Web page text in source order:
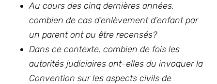
Au cours des cinq dernières années,
combien de cas d’enlèvement d’enfant par
un parent ont pu être recensés?
Dans ce contexte, combien de fois les
autorités judiciaires ont-elles du invoquer la
Convention sur les aspects civils de